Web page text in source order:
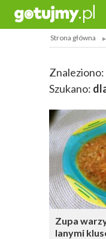
Strona główna
Znaleziono:
Szukano:
Zupa
lanymi